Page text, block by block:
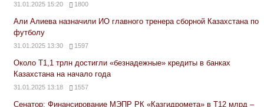
31.01.2025 15:20 1800
Али Алиева назначили ИО главного тренера сборной Казахстана по
футболу
31.01.2025 13:30 1597
Около Т1,1 трлн достигли «безнадежные» кредиты в банках
Казахстана на начало года
31.01.2025 13:18 1557
Сенатор: Финансирование МЭПР РК «Казгидромета» в Т12 млрд –